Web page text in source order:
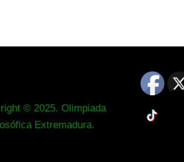
© 2025. Olimpiada
Extremadura.